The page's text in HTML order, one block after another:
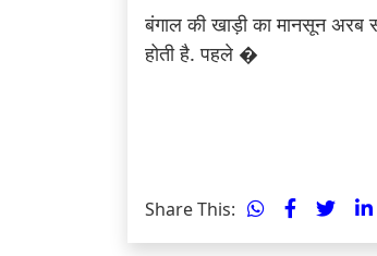
बंगाल की खाड़ी का मानसून
होती है. पहले �
Share This: